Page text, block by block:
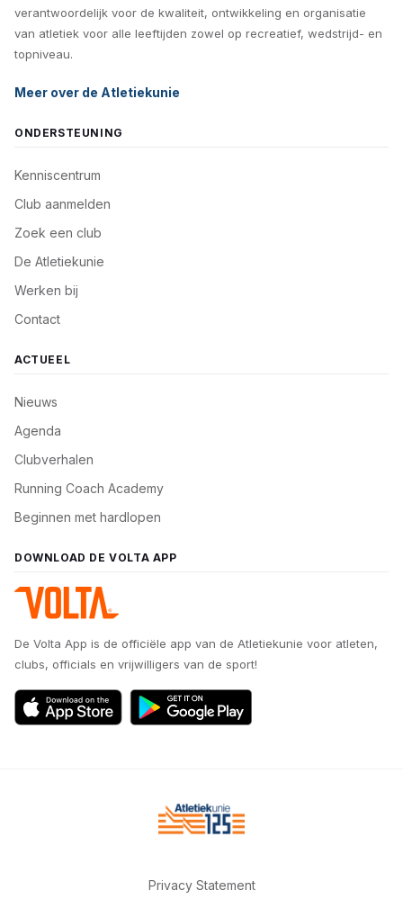
verantwoordelijk voor de kwaliteit, ontwikkeling en organisatie
van atletiek voor alle leeftijden zowel op recreatief, wedstrijd- en
topniveau.
Meer over de Atletiekunie
ONDERSTEUNING
Kenniscentrum
Club aanmelden
Zoek een club
De Atletiekunie
Werken bij
Contact
ACTUEEL
Nieuws
Agenda
Clubverhalen
Running Coach Academy
Beginnen met hardlopen
DOWNLOAD DE VOLTA APP
De Volta App is de officiële app van de Atletiekunie voor atleten,
clubs, officials en vrijwilligers van de sport!
Privacy Statement